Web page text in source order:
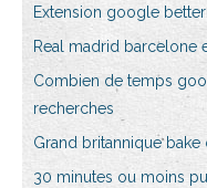
Extension google
Real madrid barcelone
Combien de temps
recherches
Grand britannique bake
30 minutes ou moins